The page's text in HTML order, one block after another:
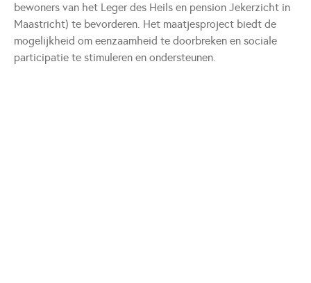
bewoners van het Leger des Heils en pension Jekerzicht in
Maastricht) te bevorderen. Het maatjesproject biedt de
mogelijkheid om eenzaamheid te doorbreken en sociale
participatie te stimuleren en ondersteunen.